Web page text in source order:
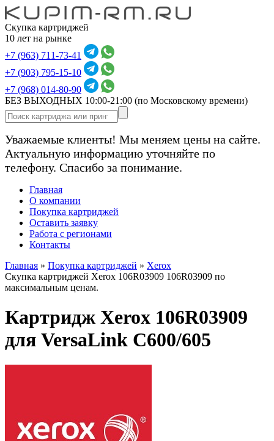
Скупка картриджей
10 лет на рынке
+7 (963) 711-73-41
+7 (903) 795-15-10
+7 (968) 014-80-90
БЕЗ ВЫХОДНЫХ 10:00-21:00 (по Московскому времени)
Уважаемые клиенты! Мы меняем цены на сайте.
Актуальную информацию уточняйте по
телефону. Спасибо за понимание.
Главная
О компании
Покупка картриджей
Оставить заявку
Работа с регионами
Контакты
Главная » Покупка картриджей » Xerox
Скупка картриджей Xerox 106R03909 106R03909 по
максимальным ценам.
Картридж Xerox 106R03909
для VersaLink C600/605